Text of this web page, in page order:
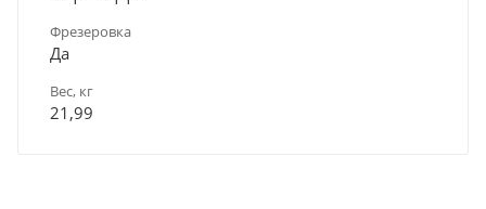
Фрезеровка
Да
Вес, кг
21,99